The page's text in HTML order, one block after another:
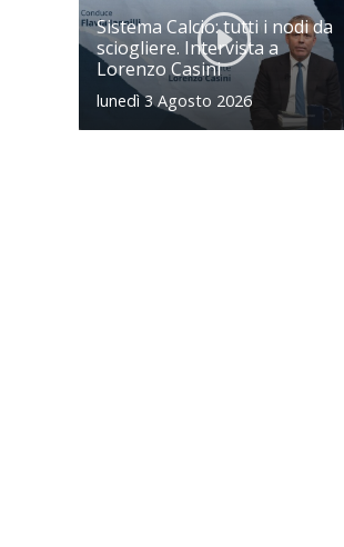
Sistema Calcio: tutti i nodi da
sciogliere. Intervista a
Lorenzo Casini
lunedì 3 Agosto 2026